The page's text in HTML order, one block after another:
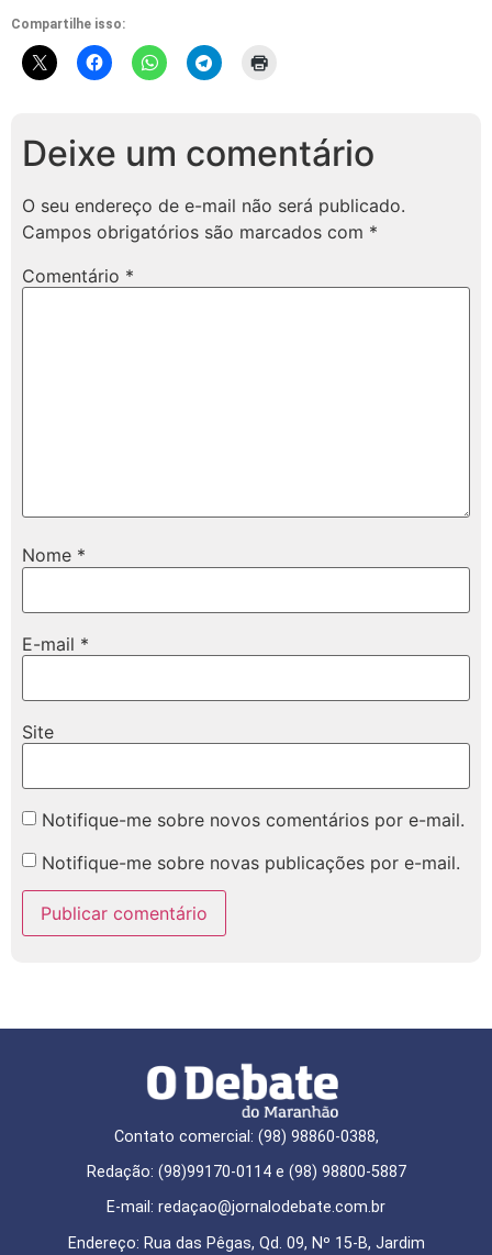
Compartilhe isso:
Deixe um comentário
O seu endereço de e-mail não será publicado.
Campos obrigatórios são marcados com *
Comentário *
Nome *
E-mail *
Site
Notifique-me sobre novos comentários por e-mail.
Notifique-me sobre novas publicações por e-mail.
Contato comercial: (98) 98860-0388,
Redação: (98)99170-0114 e (98) 98800-5887
E-mail: redaçao@jornalodebate.com.br
Endereço: Rua das Pêgas, Qd. 09, Nº 15-B, Jardim